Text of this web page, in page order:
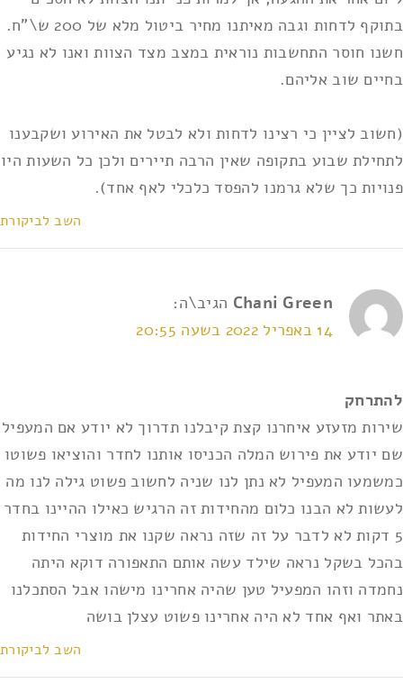
בתוקף לדחות וגבה מאיתנו מחיר ביטול מלא של 200 ש\"ח.
חשנו חוסר התחשבות נוראית במצב מצד הצוות ואנו לא נגיע
בחיים שוב אליהם.
(חשוב לציין כי רצינו לדחות ולא לבטל את האירוע ושקבענו
לתחילת שבוע בתקופה שאין הרבה תיירים ולכן כל השעות היו
פנויות כך שלא גרמנו להפסד כלכלי לאף אחד).
השב לביקורת
Chani Green הגיב\ה:
14 באפריל 2022 בשעה 20:55
להתרחק
שירות מזעזע איחרנו קצת קיבלנו תדרוך לא יודע אם המעפיל
שם יודע את פירוש המלה הכניסו אותנו לחדר והוציאו פשוטו
כמשמעו המעפיל לא נתן לנו שניה לחשוב פשוט גילה לנו מה
לעשות לא הבנו כלום מהחידות זה הרגיש כאילו ההיינו בחדר
5 דקות לא לדבר על זה שזה נראה שקנו את מוצרי החידות
בהכל בשקל נראה שילד עשה אותם התאפורה דוקא היתה
נחמדה וזהו המפעיל טען שהיה אחרינו מישהו אבל הסתכלנו
באתר ואף אחד לא היה אחרינו פשוט עצלן בושה
השב לביקורת